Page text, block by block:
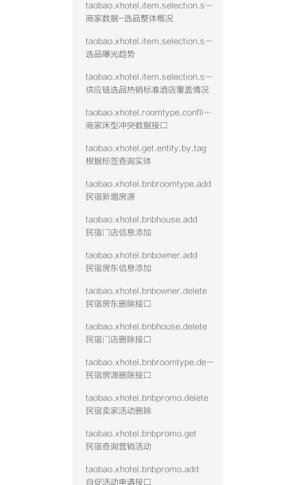
taobao.xhotel.item.selection.seller.stat.summary
商家数据-选品整体概况
taobao.xhotel.item.selection.seller.stat.exposure
选品曝光趋势
taobao.xhotel.item.selection.seller.stat.hotshid
供应链选品热销标准酒店覆盖情况
taobao.xhotel.roomtype.conflict.data
商家床型冲突数据接口
taobao.xhotel.get.entity.by.tag
根据标签查询实体
taobao.xhotel.bnbroomtype.add
民宿新增房源
taobao.xhotel.bnbhouse.add
民宿门店信息添加
taobao.xhotel.bnbowner.add
民宿房东信息添加
taobao.xhotel.bnbowner.delete
民宿房东删除接口
taobao.xhotel.bnbhouse.delete
民宿门店删除接口
taobao.xhotel.bnbroomtype.delete
民宿房源删除接口
taobao.xhotel.bnbpromo.delete
民宿卖家活动删除
taobao.xhotel.bnbpromo.get
民宿查询营销活动
taobao.xhotel.bnbpromo.add
自促活动申请接口